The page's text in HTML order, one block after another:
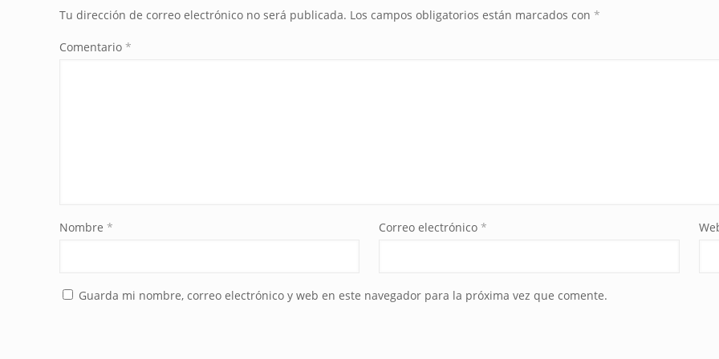
Tu dirección de correo electrónico no será publicada. Los campos obligatorios están marcados con *
Comentario *
Nombre * Correo electrónico*
Guarda mi nombre, correo electrónico y web en este navegador para la próxima vez que comente.